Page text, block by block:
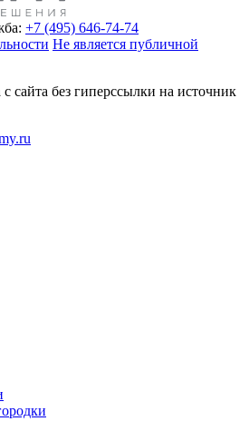
+7 (495) 646-74-74
Не является публичной
сайта без гиперссылки на источник